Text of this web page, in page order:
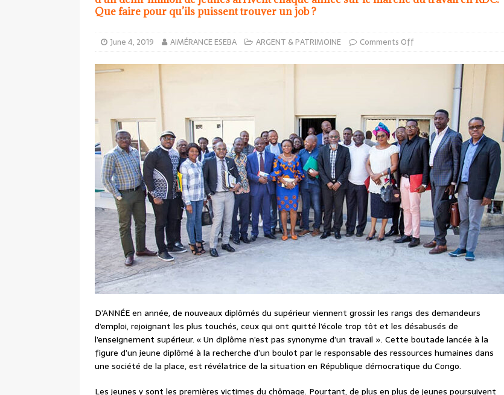
Que faire pour qu’ils puissent trouver un job ?
June 4, 2019 AIMÉRANCE ESEBA ARGENT & PATRIMOINE Comments Off
D’ANNÉE en année, de nouveaux diplômés du supérieur viennent grossir les rangs des demandeurs
d’emploi, rejoignant les plus touchés, ceux qui ont quitté l’école trop tôt et les désabusés de
l’enseignement supérieur. « Un diplôme n’est pas synonyme d’un travail ». Cette boutade lancée à la
figure d’un jeune diplômé à la recherche d’un boulot par le responsable des ressources humaines dans
une société de la place, est révélatrice de la situation en République démocratique du Congo.
Les jeunes y sont les premières victimes du chômage. Pourtant, de plus en plus de jeunes poursuivent